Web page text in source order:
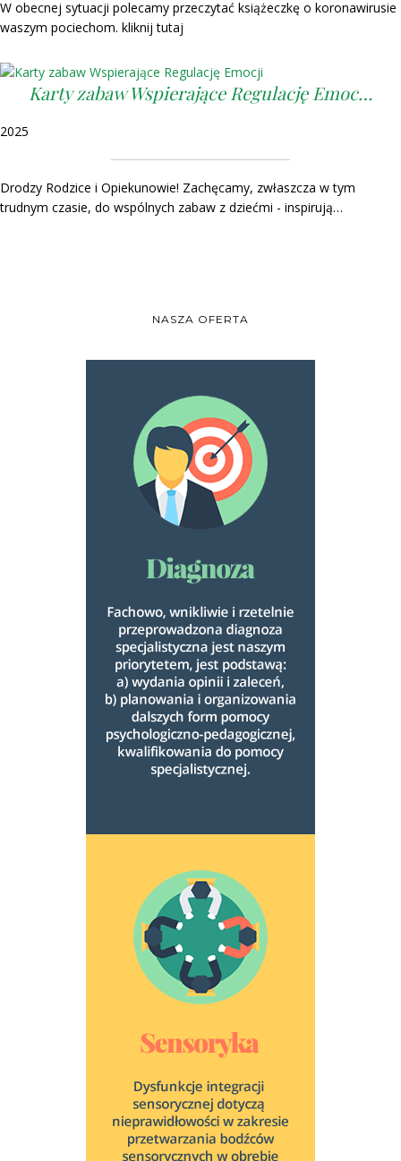
W obecnej sytuacji polecamy przeczytać książeczkę o koronawirusie
waszym pociechom. kliknij tutaj
Karty zabaw Wspierające Regulację Emoc…
2025
Drodzy Rodzice i Opiekunowie! Zachęcamy, zwłaszcza w tym
trudnym czasie, do wspólnych zabaw z dziećmi - inspirują…
NASZA OFERTA